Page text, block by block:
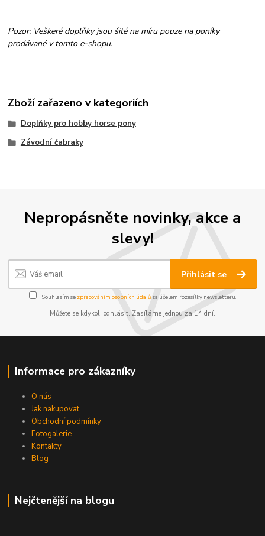
Pozor: Veškeré doplňky jsou šité na míru pouze na poníky
prodávané v tomto e-shopu.
Zboží zařazeno v kategoriích
Doplňky pro hobby horse pony
Závodní čabraky
Nepropásněte novinky, akce a
slevy!
Přihlásit se
Souhlasím se zpracováním osobních údajůza účelem rozesílky newsletteru.
Můžete se kdykoli odhlásit. Zasíláme jednou za 14 dní.
Informace pro zákazníky
O nás
Jak nakupovat
Obchodní podmínky
Fotogalerie
Kontakty
Blog
Nejčtenější na blogu